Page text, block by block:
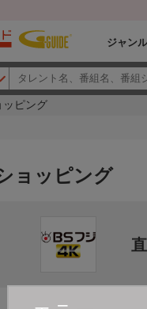
ジャンル
ッピング
ョッピング